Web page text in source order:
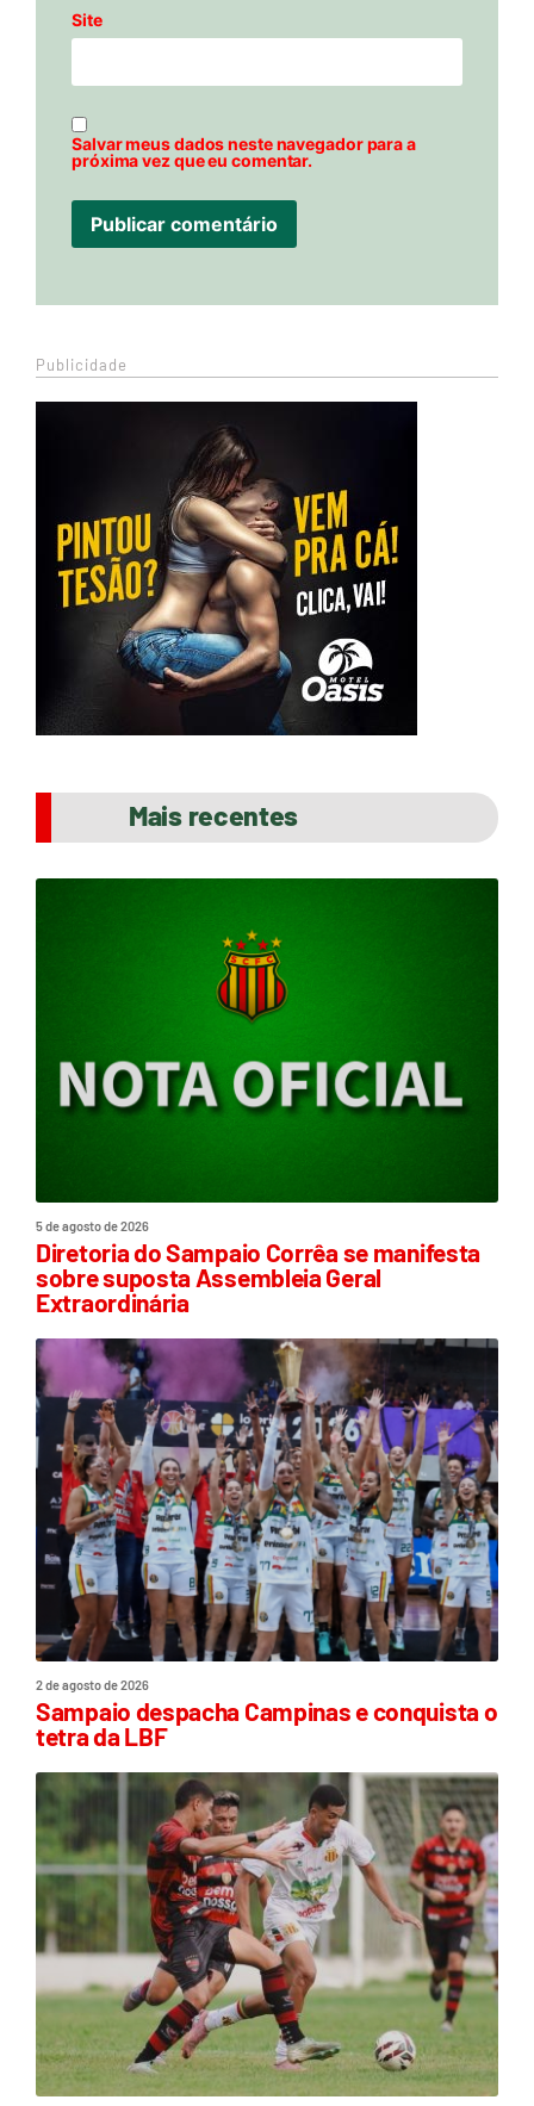
Site
Salvar meus dados neste navegador para a
próxima vez que eu comentar.
Publicidade
Mais recentes
5 de agosto de 2026
Diretoria do Sampaio Corrêa se manifesta
sobre suposta Assembleia Geral
Extraordinária
2 de agosto de 2026
Sampaio despacha Campinas e conquista o
tetra da LBF